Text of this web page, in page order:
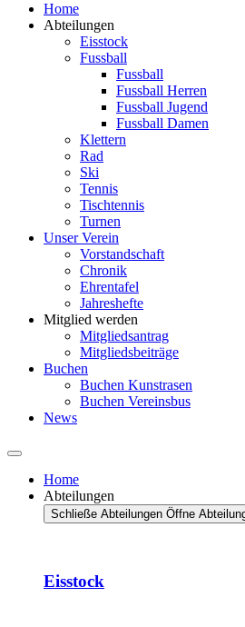
Home
Abteilungen
Eisstock
Fussball
Fussball
Fussball Herren
Fussball Jugend
Fussball Damen
Klettern
Rad
Ski
Tennis
Tischtennis
Turnen
Unser Verein
Vorstandschaft
Chronik
Ehrentafel
Jahreshefte
Mitglied werden
Mitgliedsantrag
Mitgliedsbeiträge
Buchen
Buchen Kunstrasen
Buchen Vereinsbus
News
Home
Abteilungen
Schließe Abteilungen Öffne
Eisstock